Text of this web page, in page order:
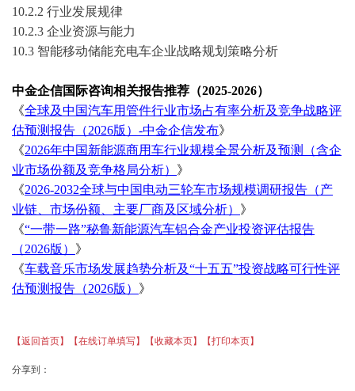
10.2.2 行业发展规律
10.2.3 企业资源与能力
10.3 智能移动储能充电车企业战略规划策略分析
中金企信国际咨询相关报告推荐（2025-2026）
《全球及中国汽车用管件行业市场占有率分析及竞争战略评
估预测报告（2026版）-中金企信发布》
《2026年中国新能源商用车行业规模全景分析及预测（含企
业市场份额及竞争格局分析） 》
《2026-2032全球与中国电动三轮车市场规模调研报告（产
业链、市场份额、主要厂商及区域分析） 》
《“一带一路”秘鲁新能源汽车铝合金产业投资评估报告
（2026版） 》
《车载音乐市场发展趋势分析及“十五五”投资战略可行性评
估预测报告（2026版） 》
【返回首页】 【在线订单填写】 【收藏本页】 【打印本页】
分享到：